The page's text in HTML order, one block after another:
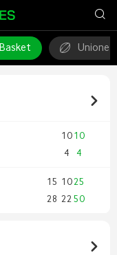
Basket Unione
10
4
10
4
15 10
28 22
25
50